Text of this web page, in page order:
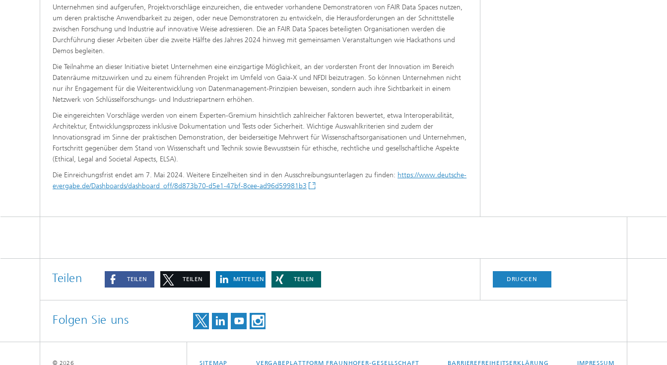
Unternehmen sind aufgerufen, Projektvorschläge einzureichen, die entweder vorhandene Demonstratoren von FAIR Data Spaces nutzen,
um deren praktische Anwendbarkeit zu zeigen, oder neue Demonstratoren zu entwickeln, die Herausforderungen an der Schnittstelle
zwischen Forschung und Industrie auf innovative Weise adressieren. Die an FAIR Data Spaces beteiligten Organisationen werden die
Durchführung dieser Arbeiten über die zweite Hälfte des Jahres 2024 hinweg mit gemeinsamen Veranstaltungen wie Hackathons und
Demos begleiten.
Die Teilnahme an dieser Initiative bietet Unternehmen eine einzigartige Möglichkeit, an der vordersten Front der Innovation im Bereich
Datenräume mitzuwirken und zu einem führenden Projekt im Umfeld von Gaia-X und NFDI beizutragen. So können Unternehmen nicht
nur ihr Engagement für die Weiterentwicklung von Datenmanagement-Prinzipien beweisen, sondern auch ihre Sichtbarkeit in einem
Netzwerk von Schlüsselforschungs- und Industriepartnern erhöhen.
Die eingereichten Vorschläge werden von einem Experten-Gremium hinsichtlich zahlreicher Faktoren bewertet, etwa Interoperabilität,
Architektur, Entwicklungsprozess inklusive Dokumentation und Tests oder Sicherheit. Wichtige Auswahlkriterien sind zudem der
Innovationsgrad im Sinne der praktischen Demonstration, der beiderseitige Mehrwert für Wissenschaftsorganisationen und Unternehmen,
Fortschritt gegenüber dem Stand von Wissenschaft und Technik sowie Bewusstsein für ethische, rechtliche und gesellschaftliche Aspekte
(Ethical, Legal and Societal Aspects, ELSA).
Die Einreichungsfrist endet am 7. Mai 2024. Weitere Einzelheiten sind in den Ausschreibungsunterlagen zu finden: https://www.deutsche-
evergabe.de/Dashboards/dashboard_off/8d873b70-d5e1-47bf-8cee-ad96d59981b3
Teilen TEILEN TEILEN MITTEILEN TEILEN DRUCKEN
Folgen Sie uns
SITEMAP VERGABEPLATTFORM FRAUNHOFER-GESELLSCHAFT BARRIEREFREIHEITSERKLÄRUNG IMPRESSUM
© 2026